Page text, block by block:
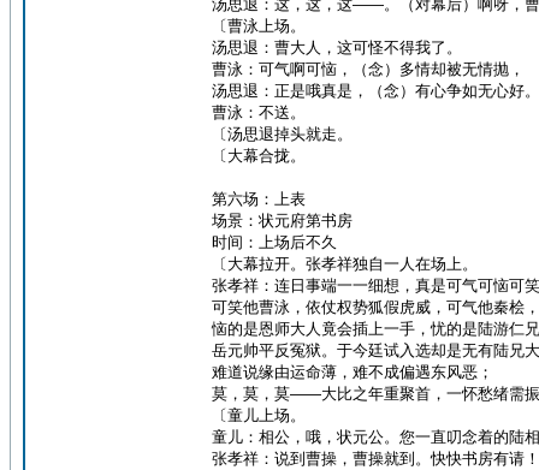
汤思退：这，这，这——。（对幕后）啊呀，
〔曹泳上场。
汤思退：曹大人，这可怪不得我了。
曹泳：可气啊可恼，（念）多情却被无情抛，
汤思退：正是哦真是，（念）有心争如无心好
曹泳：不送。
〔汤思退掉头就走。
〔大幕合拢。
第六场：上表
场景：状元府第书房
时间：上场后不久
〔大幕拉开。张孝祥独自一人在场上。
张孝祥：连日事端一一细想，真是可气可恼可
可笑他曹泳，依仗权势狐假虎威，可气他秦桧
恼的是恩师大人竟会插上一手，忧的是陆游仁
岳元帅平反冤狱。于今廷试入选却是无有陆
难道说缘由运命薄，难不成偏遇东风恶；
莫，莫，莫——大比之年重聚首，一怀愁绪需
〔童儿上场。
童儿：相公，哦，状元公。您一直叨念着的陆
张孝祥：说到曹操，曹操就到。快快书房有请！